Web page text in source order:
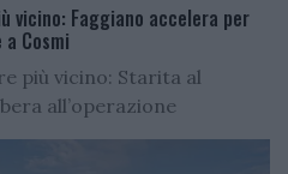
vicino: Faggiano accelera per
Cosmi
più vicino: Starita al
all’operazione